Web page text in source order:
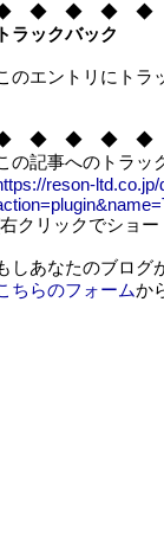
◆ ◆ ◆ ◆
トラックバック
のエントリにトラ
◆ ◆ ◆ ◆
の記事へのトラッ
reson-
クリックでショ
しあなたのブログ
ちらのフォームか